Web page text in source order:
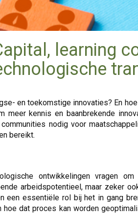
learning
en toekomstige innovaties? En
meer kennis en baanbrekende
nodig voor
bereikt.
ontwikkelingen vragen
arbeidspotentieel, maar zeker
een essentiële rol bij het in gang
dat proces kan worden